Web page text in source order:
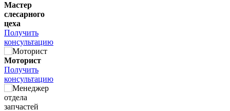
Мастер
слесарного
цеха
Получить
консультацию
Моторист
Получить
консультацию